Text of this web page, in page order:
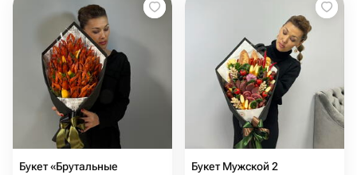
Букет «Брутальные
Букет Мужской 2